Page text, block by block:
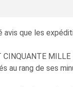
que les
au rang de ses